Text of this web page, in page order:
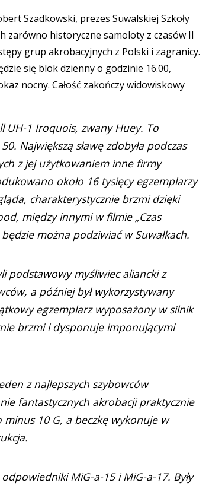
Szadkowski, prezes Suwalskiej Szkoły
zarówno historyczne samoloty z czasów II
grup akrobacyjnych z Polski i zagranicy.
się blok dzienny o godzinie 16.00,
nocny. Całość zakończy widowiskowy
UH-1 Iroquois, zwany Huey. To
Największą sławę zdobyła podczas
z jej użytkowaniem inne firmy
około 16 tysięcy egzemplarzy
charakterystycznie brzmi dzięki
między innymi w filmie „Czas
można podziwiać w Suwałkach.
podstawowy myśliwiec aliancki z
a później był wykorzystywany
egzemplarz wyposażony w silnik
brzmi i dysponuje imponującymi
z najlepszych szybowców
fantastycznych akrobacji praktycznie
minus 10 G, a beczkę wykonuje w
MiG-a-15 i MiG-a-17. Były